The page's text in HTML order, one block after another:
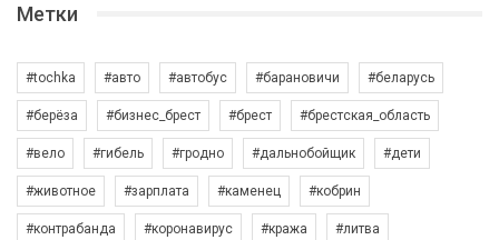
Метки
#tochka #авто #автобус #барановичи #беларусь
#берёза #бизнес_брест #брест #брестская_область
#вело #гибель #гродно #дальнобойщик #дети
#животное #зарплата #каменец #кобрин
#контрабанда #коронавирус #кража #литва